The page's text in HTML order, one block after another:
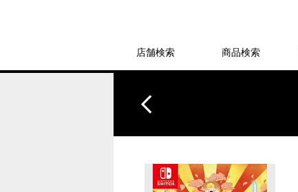
店舗検索 商品検索